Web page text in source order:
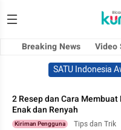
Breaking News Video
SATU Indonesia
2 Resep dan Cara
Enak dan Renyah
Kiriman Pengguna Tips dan Trik